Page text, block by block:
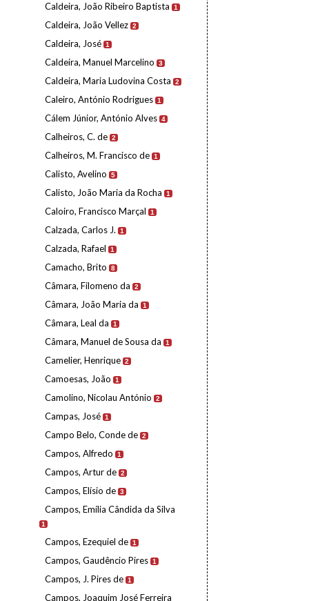
Caldeira, João Ribeiro Baptista 1
Caldeira, João Vellez 2
Caldeira, José 1
Caldeira, Manuel Marcelino 3
Caldeira, Maria Ludovina Costa 2
Caleiro, António Rodrigues 1
Cálem Júnior, António Alves 4
Calheiros, C. de 2
Calheiros, M. Francisco de 1
Calisto, Avelino 5
Calisto, João Maria da Rocha 1
Caloiro, Francisco Marçal 1
Calzada, Carlos J. 1
Calzada, Rafael 1
Camacho, Brito 8
Câmara, Filomeno da 2
Câmara, João Maria da 1
Câmara, Leal da 1
Câmara, Manuel de Sousa da 1
Camelier, Henrique 2
Camoesas, João 1
Camolino, Nicolau António 2
Campas, José 1
Campo Belo, Conde de 2
Campos, Alfredo 1
Campos, Artur de 2
Campos, Elísio de 3
Campos, Emília Cândida da Silva
1
Campos, Ezequiel de 1
Campos, Gaudêncio Pires 1
Campos, J. Pires de 1
Campos, Joaquim José Ferreira